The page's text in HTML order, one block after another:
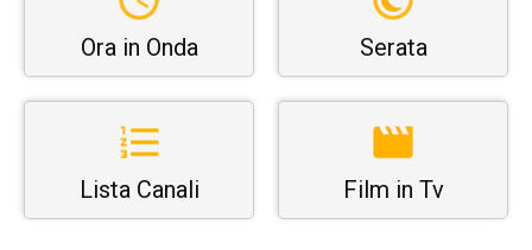
Ora in Onda Serata
Lista Canali Film in Tv